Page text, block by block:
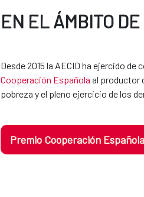
EN EL ÁMBITO
Desde 2015 la AECID ha ejercido de
Cooperación Española al productor
pobreza y el pleno ejercicio de los
Premio Cooperación